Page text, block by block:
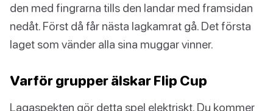
den med fingrarna tills den landar med framsidan
nedåt. Först då får nästa lagkamrat gå. Det första
laget som vänder alla sina muggar vinner.
Varför grupper älskar Flip Cup
Lagaspekten gör detta spel elektriskt. Du kommer